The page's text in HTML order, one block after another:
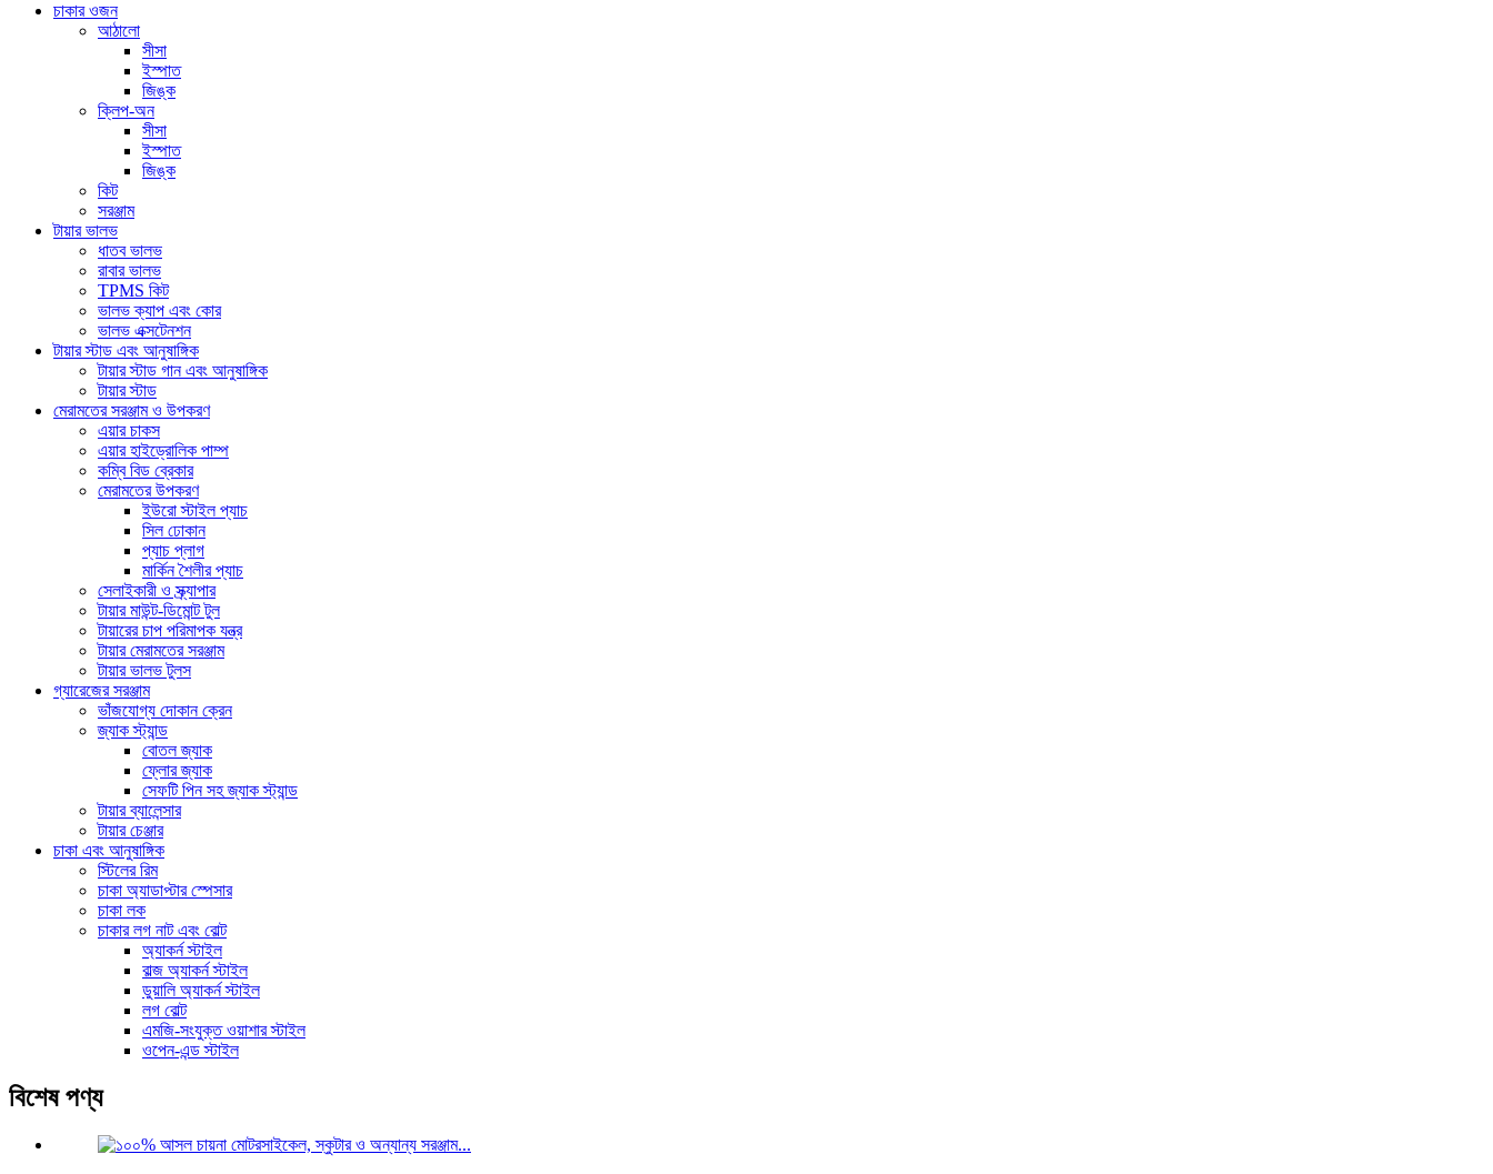
চাকার ওজন
আঠালো
সীসা
ইস্পাত
জিঙ্ক
ক্লিপ-অন
সীসা
ইস্পাত
জিঙ্ক
কিট
সরঞ্জাম
টায়ার ভালভ
ধাতব ভালভ
রাবার ভালভ
TPMS কিট
ভালভ ক্যাপ এবং কোর
ভালভ এক্সটেনশন
টায়ার স্টাড এবং আনুষাঙ্গিক
টায়ার স্টাড গান এবং আনুষাঙ্গিক
টায়ার স্টাড
মেরামতের সরঞ্জাম ও উপকরণ
এয়ার চাকস
এয়ার হাইড্রোলিক পাম্প
কম্বি বিড ব্রেকার
মেরামতের উপকরণ
ইউরো স্টাইল প্যাচ
সিল ঢোকান
প্যাচ প্লাগ
মার্কিন শৈলীর প্যাচ
সেলাইকারী ও স্ক্র্যাপার
টায়ার মাউন্ট-ডিমোন্ট টুল
টায়ারের চাপ পরিমাপক যন্ত্র
টায়ার মেরামতের সরঞ্জাম
টায়ার ভালভ টুলস
গ্যারেজের সরঞ্জাম
ভাঁজযোগ্য দোকান ক্রেন
জ্যাক স্ট্যান্ড
বোতল জ্যাক
ফ্লোর জ্যাক
সেফটি পিন সহ জ্যাক স্ট্যান্ড
টায়ার ব্যালেন্সার
টায়ার চেঞ্জার
চাকা এবং আনুষাঙ্গিক
স্টিলের রিম
চাকা অ্যাডাপ্টার স্পেসার
চাকা লক
চাকার লগ নাট এবং বোল্ট
অ্যাকর্ন স্টাইল
বাল্জ অ্যাকর্ন স্টাইল
ডুয়ালি অ্যাকর্ন স্টাইল
লগ বোল্ট
এমজি-সংযুক্ত ওয়াশার স্টাইল
ওপেন-এন্ড স্টাইল
বিশেষ পণ্য